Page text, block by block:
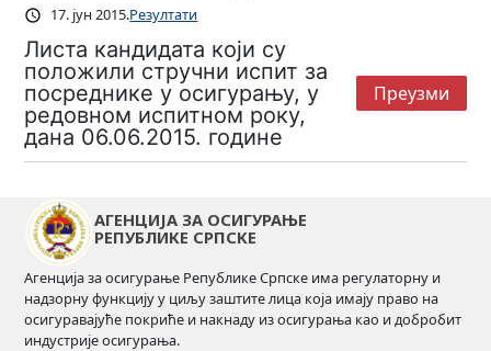
17. јун 2015.Резултати
Листа кандидата који су
положили стручни испит за
посреднике у осигурању, у
редовном испитном року,
дана 06.06.2015. године
Преузми
АГЕНЦИЈА ЗА ОСИГУРАЊЕ
РЕПУБЛИКЕ СРПСКЕ
Агенција за осигурање Републике Српске има регулаторну и
надзорну функцију у циљу заштите лица која имају право на
осигуравајуће покриће и накнаду из осигурања као и добробит
индустрије осигурања.